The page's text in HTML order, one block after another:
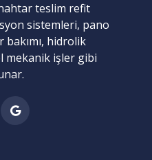
teslim refit
sistemleri, pano
, hidrolik
mekanik işler gibi